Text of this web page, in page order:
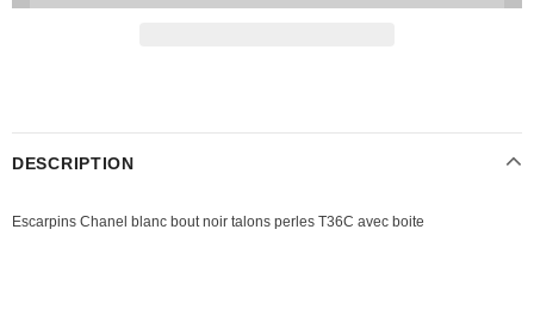
DESCRIPTION
Escarpins Chanel blanc bout noir talons perles T36C avec boite